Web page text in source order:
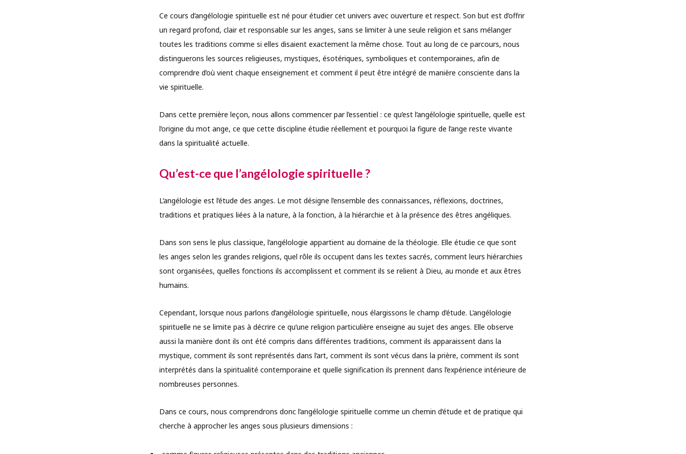
Ce cours d’angélologie spirituelle est né pour étudier cet univers avec ouverture et respect. Son but est d’offrir
un regard profond, clair et responsable sur les anges, sans se limiter à une seule religion et sans mélanger
toutes les traditions comme si elles disaient exactement la même chose. Tout au long de ce parcours, nous
distinguerons les sources religieuses, mystiques, ésotériques, symboliques et contemporaines, afin de
comprendre d’où vient chaque enseignement et comment il peut être intégré de manière consciente dans la
vie spirituelle.
Dans cette première leçon, nous allons commencer par l’essentiel : ce qu’est l’angélologie spirituelle, quelle est
l’origine du mot ange, ce que cette discipline étudie réellement et pourquoi la figure de l’ange reste vivante
dans la spiritualité actuelle.
Qu’est-ce que l’angélologie spirituelle ?
L’angélologie est l’étude des anges. Le mot désigne l’ensemble des connaissances, réflexions, doctrines,
traditions et pratiques liées à la nature, à la fonction, à la hiérarchie et à la présence des êtres angéliques.
Dans son sens le plus classique, l’angélologie appartient au domaine de la théologie. Elle étudie ce que sont
les anges selon les grandes religions, quel rôle ils occupent dans les textes sacrés, comment leurs hiérarchies
sont organisées, quelles fonctions ils accomplissent et comment ils se relient à Dieu, au monde et aux êtres
humains.
Cependant, lorsque nous parlons d’angélologie spirituelle, nous élargissons le champ d’étude. L’angélologie
spirituelle ne se limite pas à décrire ce qu’une religion particulière enseigne au sujet des anges. Elle observe
aussi la manière dont ils ont été compris dans différentes traditions, comment ils apparaissent dans la
mystique, comment ils sont représentés dans l’art, comment ils sont vécus dans la prière, comment ils sont
interprétés dans la spiritualité contemporaine et quelle signification ils prennent dans l’expérience intérieure de
nombreuses personnes.
Dans ce cours, nous comprendrons donc l’angélologie spirituelle comme un chemin d’étude et de pratique qui
cherche à approcher les anges sous plusieurs dimensions :